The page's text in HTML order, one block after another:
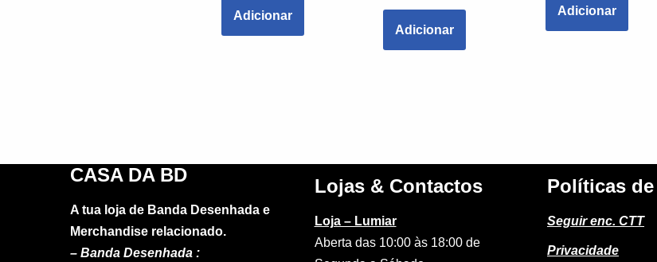
Adicionar
Adicionar
Adicionar
CASA DA BD
A tua loja de Banda Desenhada e
Merchandise relacionado.
– Banda Desenhada :
Lojas & Contactos
Loja – Lumiar
Aberta das 10:00 às 18:00 de
Políticas
Seguir enc. CTT
Privacidade